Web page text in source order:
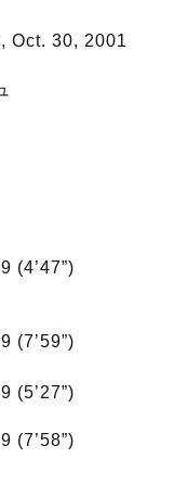
Oct. 30, 2001
(4’47”)
(7’59”)
(5’27”)
(7’58”)